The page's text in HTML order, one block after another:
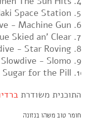
Space Station
- Machine Gun
Skied an' Clear
- Star Roving
Slowdive - Slomo
for the Pill
התוכנית משודרת
חומר טוב משהו בנזונה